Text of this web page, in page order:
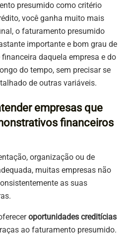
presumido como critério
você ganha muito mais
o faturamento presumido
importante e bom grau de
daquela empresa e do
do tempo, sem precisar se
de outras variáveis.
empresas que
financeiros
organização ou de
muitas empresas não
as suas
oportunidades creditícias
ao faturamento presumido.